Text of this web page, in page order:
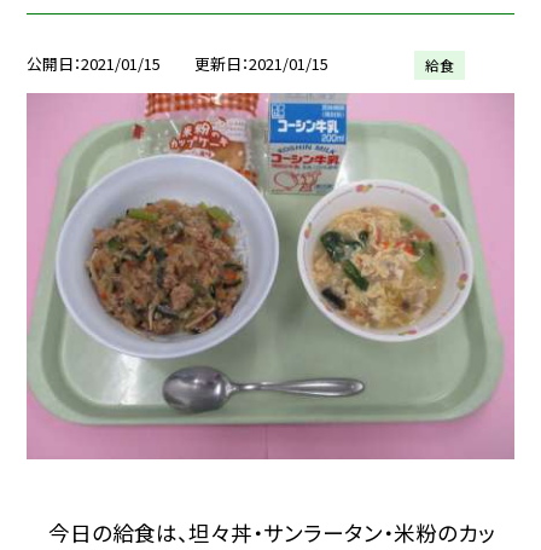
公開日 2021/01/15 更新日 2021/01/15 給食
今日の給食は、坦々丼・サンラータン・米粉のカッ